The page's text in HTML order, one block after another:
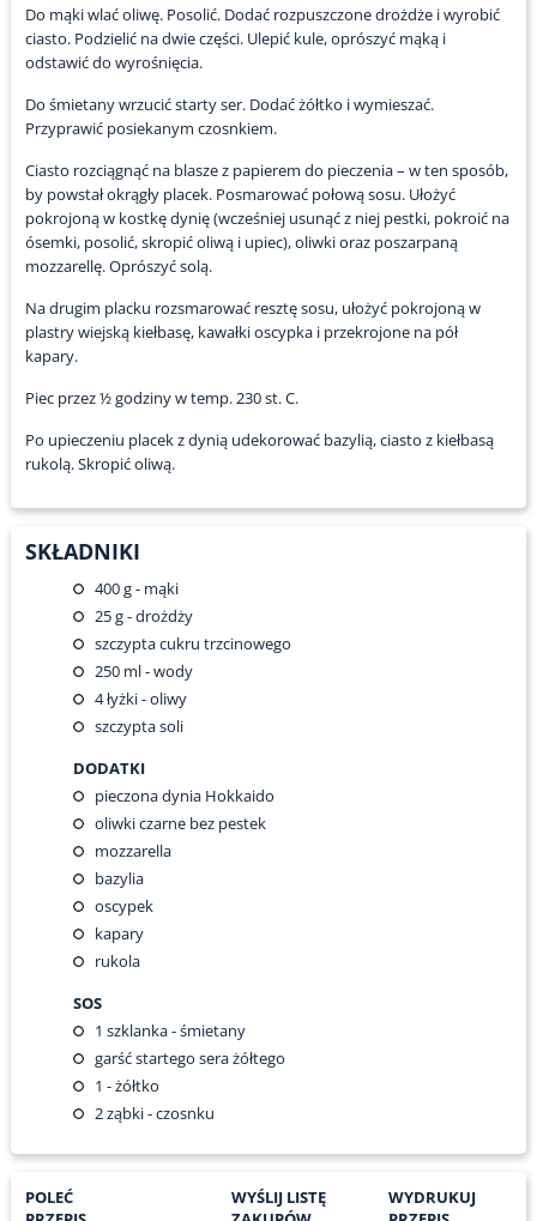
Do mąki wlać oliwę. Posolić. Dodać rozpuszczone drożdże i wyrobić
ciasto. Podzielić na dwie części. Ulepić kule, oprószyć mąką i
odstawić do wyrośnięcia.
Do śmietany wrzucić starty ser. Dodać żółtko i wymieszać.
Przyprawić posiekanym czosnkiem.
Ciasto rozciągnąć na blasze z papierem do pieczenia – w ten sposób,
by powstał okrągły placek. Posmarować połową sosu. Ułożyć
pokrojoną w kostkę dynię (wcześniej usunąć z niej pestki, pokroić na
ósemki, posolić, skropić oliwą i upiec), oliwki oraz poszarpaną
mozzarellę. Oprószyć solą.
Na drugim placku rozsmarować resztę sosu, ułożyć pokrojoną w
plastry wiejską kiełbasę, kawałki oscypka i przekrojone na pół
kapary.
Piec przez ½ godziny w temp. 230 st. C.
Po upieczeniu placek z dynią udekorować bazylią, ciasto z kiełbasą
rukolą. Skropić oliwą.
SKŁADNIKI
400g - mąki
25g - drożdży
szczypta cukru trzcinowego
250ml - wody
4łyżki - oliwy
szczypta soli
DODATKI
pieczona dynia Hokkaido
oliwki czarne bez pestek
mozzarella
bazylia
oscypek
kapary
rukola
SOS
1 szklanka - śmietany
garść startego sera żółtego
1 - żółtko
2ząbki - czosnku
POLEĆ
WYŚLIJ LISTĘ
WYDRUKUJ